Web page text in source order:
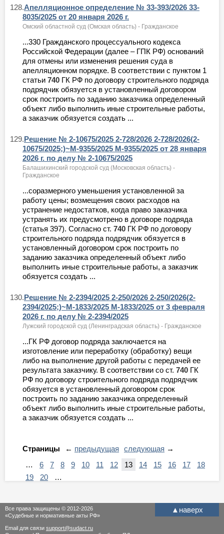
128.Апелляционное определение № 33-393/2026 33-
8035/2025 от 20 января 2026 г.
Омский областной суд (Омская область) - Гражданское
...330 Гражданского процессуального кодекса
Российской Федерации (далее – ГПК РФ) оснований
для отмены или изменения решения суда в
апелляционном порядке. В соответствии с пунктом 1
статьи 740 ГК РФ по договору строительного подряда
подрядчик обязуется в установленный договором
срок построить по заданию заказчика определенный
объект либо выполнить иные строительные работы,
а заказчик обязуется создать ...
129.Решение № 2-10675/2025 2-728/2026 2-728/2026(2-
10675/2025;)~М-9355/2025 М-9355/2025 от 28 января
2026 г. по делу № 2-10675/2025
Балашихинский городской суд (Московская область) -
Гражданское
...соразмерного уменьшения установленной за
работу цены; возмещения своих расходов на
устранение недостатков, когда право заказчика
устранять их предусмотрено в договоре подряда
(статья 397). Согласно ст. 740 ГК РФ по договору
строительного подряда подрядчик обязуется в
установленный договором срок построить по
заданию заказчика определенный объект либо
выполнить иные строительные работы, а заказчик
обязуется создать ...
130.Решение № 2-2394/2025 2-250/2026 2-250/2026(2-
2394/2025;)~М-1833/2025 М-1833/2025 от 3 февраля
2026 г. по делу № 2-2394/2025
Лужский городской суд (Ленинградская область) - Гражданское
...ГК РФ договор подряда заключается на
изготовление или переработку (обработку) вещи
либо на выполнение другой работы с передачей ее
результата заказчику. В соответствии со ст. 740 ГК
РФ по договору строительного подряда подрядчик
обязуется в установленный договором срок
построить по заданию заказчика определенный
объект либо выполнить иные строительные работы,
а заказчик обязуется создать ...
Страницы ← предыдущая следующая →
…
6 7 8 9 10 11 12 13 14 15 16 17
18
19
20 …
▲ наверх
Все права защищены © 2012-2026
«Судебные и нормативные акты РФ»
Email для связи support@sudact.ru